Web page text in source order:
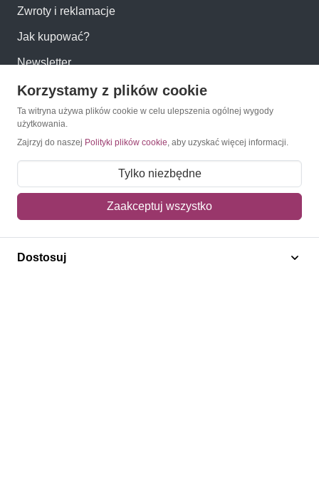
Zwroty i reklamacje
Jak kupować?
Newsletter
Konto
Moje konto
Mój koszyk
Adres dostawy
Polecamy
Korzystamy z plików cookie
Ta witryna używa plików cookie w celu ulepszenia ogólnej wygody
użytkowania.
Zajrzyj do naszej Polityki plików cookie, aby uzyskać więcej informacji.
Tylko niezbędne
Zaakceptuj wszystko
Dostosuj